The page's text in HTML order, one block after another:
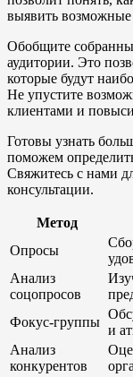
выявить возможные
Обобщите
аудитории. Это
которые будут
Не упустите
клиентами и
Готовы узнать
поможем
Свяжитесь с нами
консультации.
Метод
Опросы
Анализ
соцопросов
Фокус-группы
и
Анализ
конкурентов